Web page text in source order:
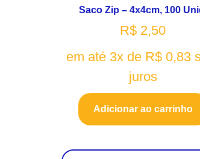
Saco Zip – 4x4cm, 100
R$ 2,50
em até 3x de R$ 0,83
juros
Adicionar ao carrinho